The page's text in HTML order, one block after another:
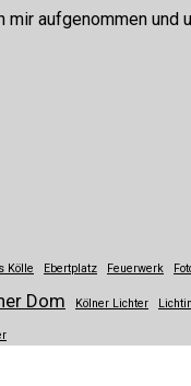
aufgenommen und
Kölle Ebertplatz Feuerwerk
Dom Kölner Lichter